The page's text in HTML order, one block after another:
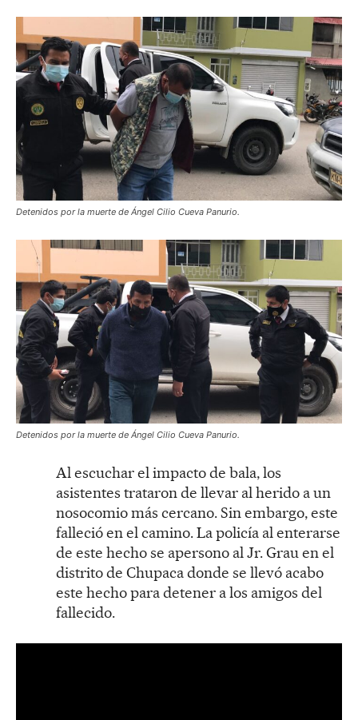
Detenidos por la muerte de Ángel Cilio Cueva Panurio.
Detenidos por la muerte de Ángel Cilio Cueva Panurio.
Al escuchar el impacto de bala, los
asistentes trataron de llevar al herido a un
nosocomio más cercano. Sin embargo, este
falleció en el camino. La policía al enterarse
de este hecho se apersono al Jr. Grau en el
distrito de Chupaca donde se llevó acabo
este hecho para detener a los amigos del
fallecido.